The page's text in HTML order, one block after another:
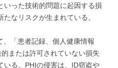
いった技術的問題に起因する損
なリスクが生まれている。
、「患者記録、個人健康情報
または許可されていない損失
いる。PHIの侵害は、ID窃盗や